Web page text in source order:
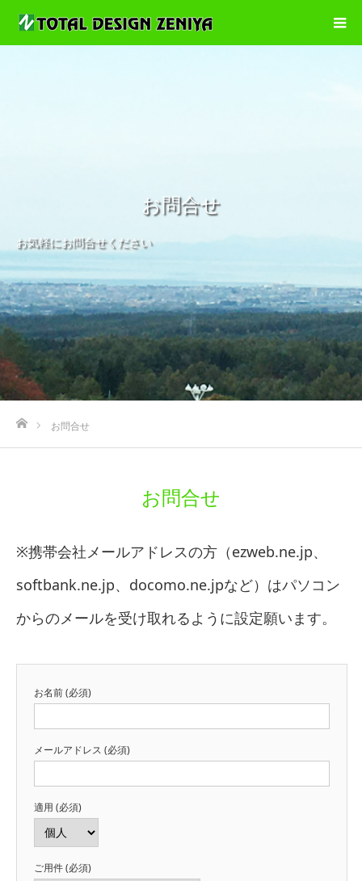
お問合せ
お気軽にお問合せください
ホーム
お問合せ
お問合せ
※携帯会社メールアドレスの方（ezweb.ne.jp、
softbank.ne.jp、docomo.ne.jpなど）はパソコン
からのメールを受け取れるように設定願います。
お名前 (必須)
メールアドレス (必須)
適用 (必須)
ご用件 (必須)